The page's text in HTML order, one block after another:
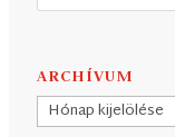
ARCHÍVUM
Archívum